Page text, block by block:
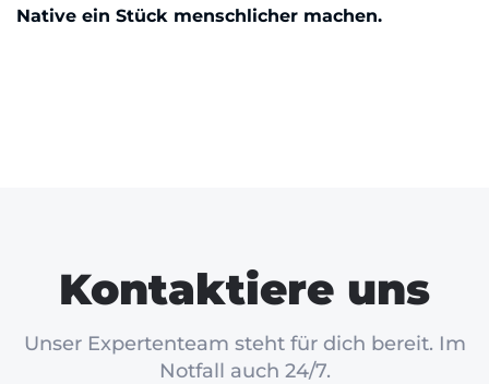
Native ein Stück menschlicher machen.
Kontaktiere uns
Unser Expertenteam steht für dich bereit. Im
Notfall auch 24/7.